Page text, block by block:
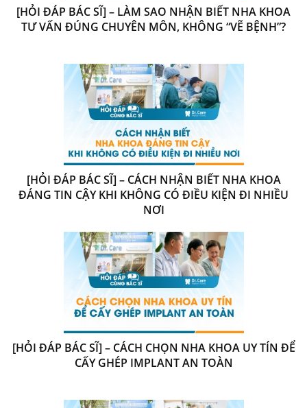
[HỎI ĐÁP BÁC SĨ] – LÀM SAO NHẬN BIẾT NHA KHOA
TƯ VẤN ĐÚNG CHUYÊN MÔN, KHÔNG “VẼ BỆNH”?
[HỎI ĐÁP BÁC SĨ] – CÁCH NHẬN BIẾT NHA KHOA
ĐÁNG TIN CẬY KHI KHÔNG CÓ ĐIỀU KIỆN ĐI NHIỀU
NƠI
[HỎI ĐÁP BÁC SĨ] – CÁCH CHỌN NHA KHOA UY TÍN ĐỂ
CẤY GHÉP IMPLANT AN TOÀN